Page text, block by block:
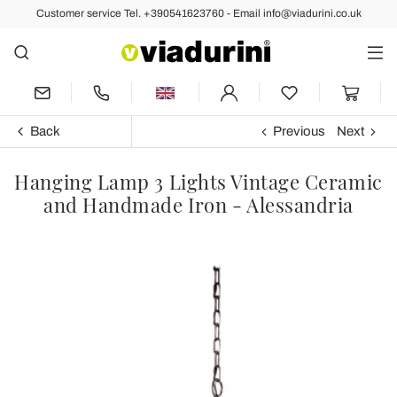
Customer service Tel. +390541623760 - Email info@viadurini.co.uk
Back Previous Next
Hanging Lamp 3 Lights Vintage Ceramic
and Handmade Iron - Alessandria